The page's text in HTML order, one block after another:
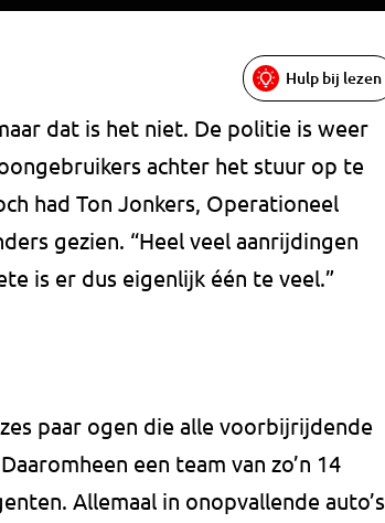
Hulp bij lezen
dat is het niet. De politie is weer
achter het stuur op te
had Ton Jonkers, Operationeel
gezien. “Heel veel aanrijdingen
is er dus eigenlijk één te veel.”
paar ogen die alle voorbijrijdende
een team van zo’n 14
Allemaal in onopvallende auto’s